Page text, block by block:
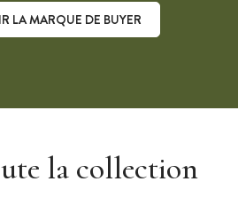
LA MARQUE DE BUYER
la collection